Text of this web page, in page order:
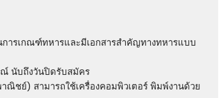
ารเกณฑ์ทหารและมีเอกสารสําคัญทางทหารแบบ
นับถึงวันปิดรับสมัคร
ชย์) สามารถใช้เครื่องคอมพิวเตอร์ พิมพ์งานด้วย